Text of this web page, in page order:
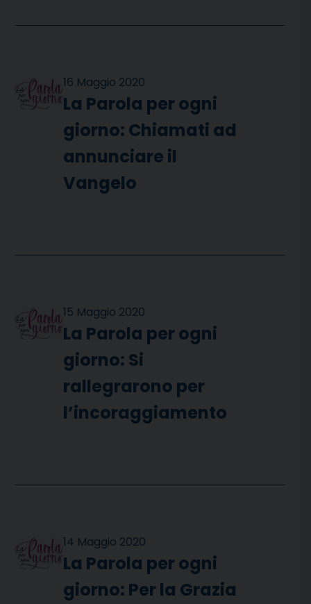
16 Maggio 2020
La Parola per ogni
giorno: Chiamati ad
annunciare il
Vangelo
15 Maggio 2020
La Parola per ogni
giorno: Si
rallegrarono per
l’incoraggiamento
14 Maggio 2020
La Parola per ogni
giorno: Per la Grazia